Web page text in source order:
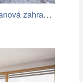
Stylová ratanová zahradní postel se…